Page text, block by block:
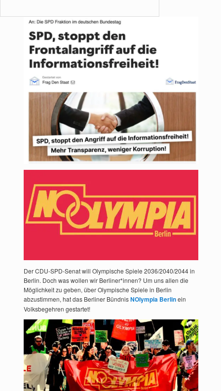
Der CDU-SPD-Senat will Olympische Spiele 2036/2040/2044 in
Berlin. Doch was wollen wir Berliner*innen? Um uns allen die
Möglichkeit zu geben, über Olympische Spiele in Berlin
abzustimmen, hat das Berliner BündnisNOlympia Berlinein
Volksbegehren gestartet!